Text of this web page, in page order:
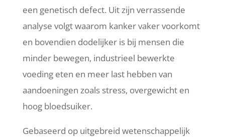
een genetisch defect. Uit zijn verrassende
analyse volgt waarom kanker vaker voorkomt
en bovendien dodelijker is bij mensen die
minder bewegen, industrieel bewerkte
voeding eten en meer last hebben van
aandoeningen zoals stress, overgewicht en
hoog bloedsuiker.
Gebaseerd op uitgebreid wetenschappelijk